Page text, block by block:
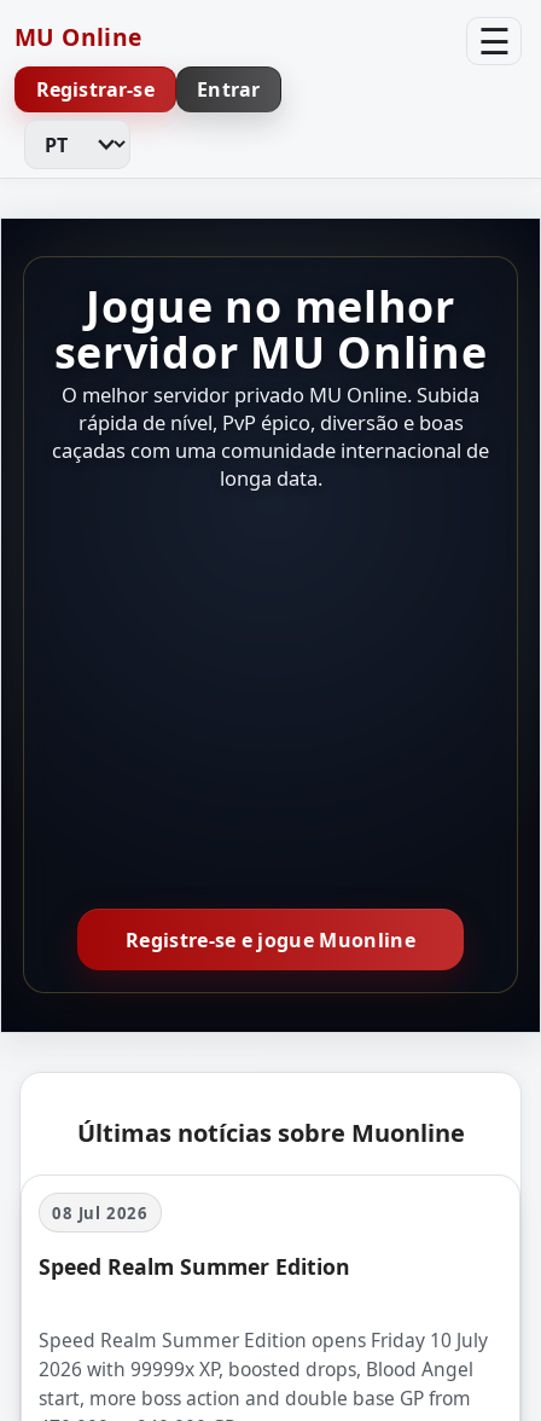
MU Online ☰
Registrar-se Entrar
Alterar idioma
Jogue no melhor
servidor MU Online
O melhor servidor privado MU Online. Subida
rápida de nível, PvP épico, diversão e boas
caçadas com uma comunidade internacional de
longa data.
Registre-se e jogue Muonline
Últimas notícias sobre Muonline
08 Jul 2026
Speed Realm Summer Edition
Speed Realm Summer Edition opens Friday 10 July
2026 with 99999x XP, boosted drops, Blood Angel
start, more boss action and double base GP from